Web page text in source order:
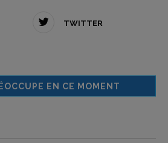
TWITTER
EN CE MOMENT